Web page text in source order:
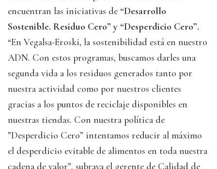
encuentran las iniciativas de “Desarrollo
Sostenible. Residuo Cero” y “Desperdicio Cero”.
“En Vegalsa-Eroski, la sostenibilidad está en nuestro
ADN. Con estos programas, buscamos darles una
segunda vida a los residuos generados tanto por
nuestra actividad como por nuestros clientes
gracias a los puntos de reciclaje disponibles en
nuestras tiendas. Con nuestra política de
”Desperdicio Cero” intentamos reducir al máximo
el desperdicio evitable de alimentos en toda nuestra